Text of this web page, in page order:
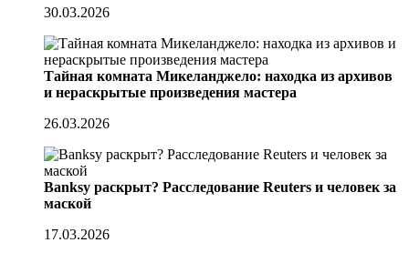
30.03.2026
Тайная комната Микеланджело: находка из архивов
и нераскрытые произведения мастера
26.03.2026
Banksy раскрыт? Расследование Reuters и человек за
маской
17.03.2026